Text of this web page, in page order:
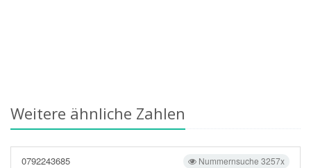
Weitere ähnliche Zahlen
Nummernsuche 3257x
0792243685